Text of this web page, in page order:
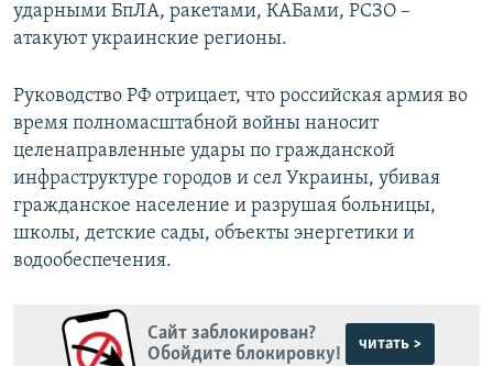
ударными БпЛА, ракетами, КАБами, РСЗО –
атакуют украинские регионы.
Руководство РФ отрицает, что российская армия во
время полномасштабной войны наносит
целенаправленные удары по гражданской
инфраструктуре городов и сел Украины, убивая
гражданское население и разрушая больницы,
школы, детские сады, объекты энергетики и
водообеспечения.
Сайт заблокирован?
Обойдите блокировку!
читать >